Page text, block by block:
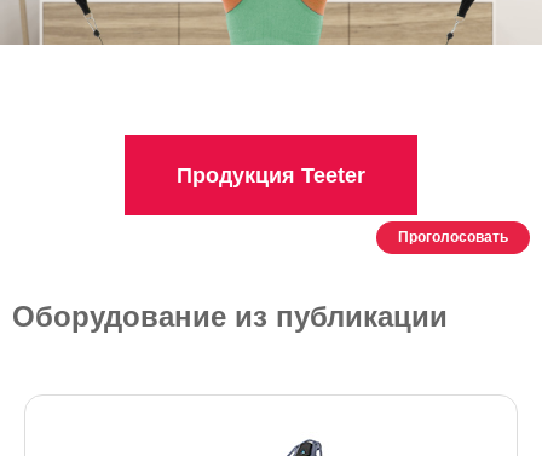
Продукция Teeter
Проголосовать
Оборудование из публикации